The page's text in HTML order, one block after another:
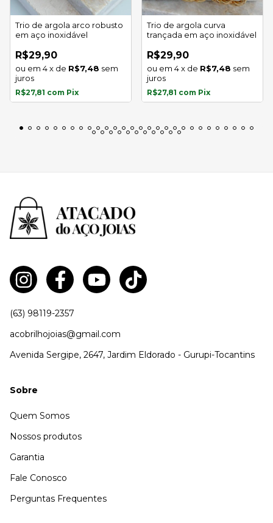
Trio de argola arco robusto
em aço inoxidável
R$29,90
4x de R$7,48 sem
juros
R$27,81 com Pix
Trio de argola curva
trançada em aço inoxidável
R$29,90
4x de R$7,48 sem
juros
R$27,81 com Pix
(63) 98119-2357
acobrilhojoias@gmail.com
Avenida Sergipe, 2647, Jardim Eldorado - Gurupi-Tocantins
Sobre
Quem Somos
Nossos produtos
Garantia
Fale Conosco
Perguntas Frequentes